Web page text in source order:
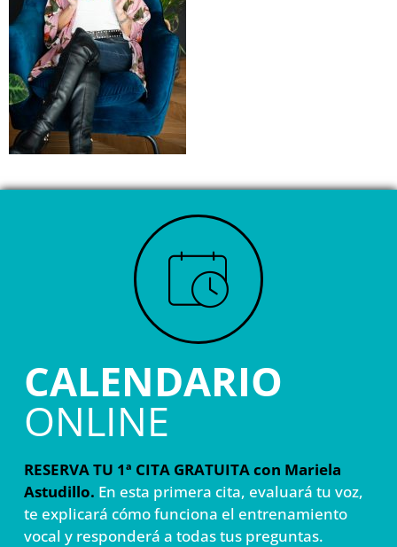
CALENDARIO
ONLINE
RESERVA TU 1ª CITA GRATUITA con Mariela
Astudillo. En esta primera cita, evaluará tu voz,
te explicará cómo funciona el entrenamiento
vocal y responderá a todas tus preguntas.